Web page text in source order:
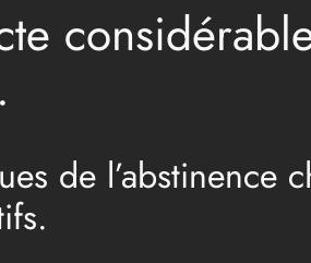
de l’abstinence